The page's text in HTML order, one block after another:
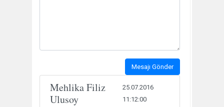
Mesajı Gönder
Mehlika Filiz
Ulusoy
25.07.2016
11:12:00